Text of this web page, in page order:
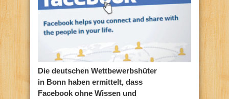
Die deutschen Wettbewerbshüter
in Bonn haben ermittelt, dass
Facebook ohne Wissen und